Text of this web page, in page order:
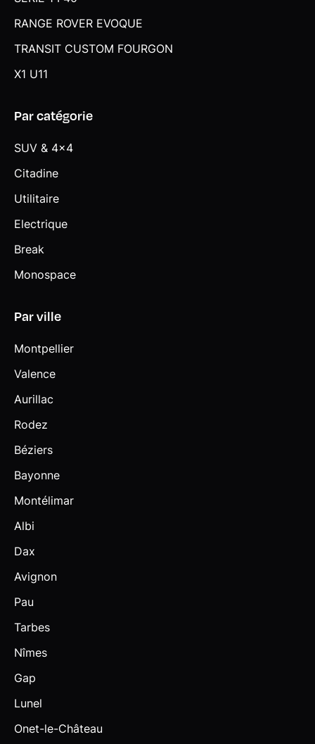
RANGE ROVER EVOQUE
TRANSIT CUSTOM FOURGON
X1 U11
Par catégorie
SUV & 4x4
Citadine
Utilitaire
Electrique
Break
Monospace
Par ville
Montpellier
Valence
Aurillac
Rodez
Béziers
Bayonne
Montélimar
Albi
Dax
Avignon
Pau
Tarbes
Nîmes
Gap
Lunel
Onet-le-Château